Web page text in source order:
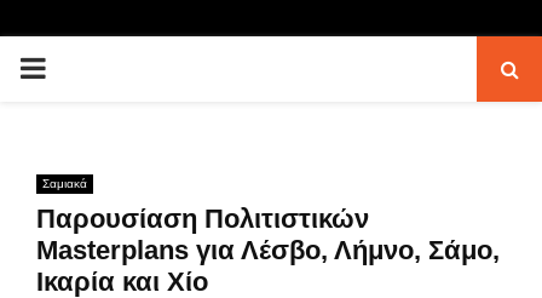
PRIMARY
Σαμιακά
Παρουσίαση Πολιτιστικών
Masterplans για Λέσβο, Λήμνο, Σάμο,
Ικαρία και Χίο